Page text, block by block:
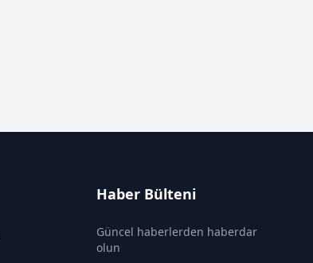
Haber Bülteni
Güncel haberlerden haberdar
olun